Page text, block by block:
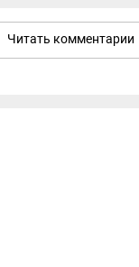
Читать комментарии